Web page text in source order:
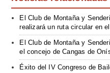
El Club de Montaña y
realizará un ruta circular en
El Club de Montaña y
el concejo de Cangas de
Éxito del IV Congreso de